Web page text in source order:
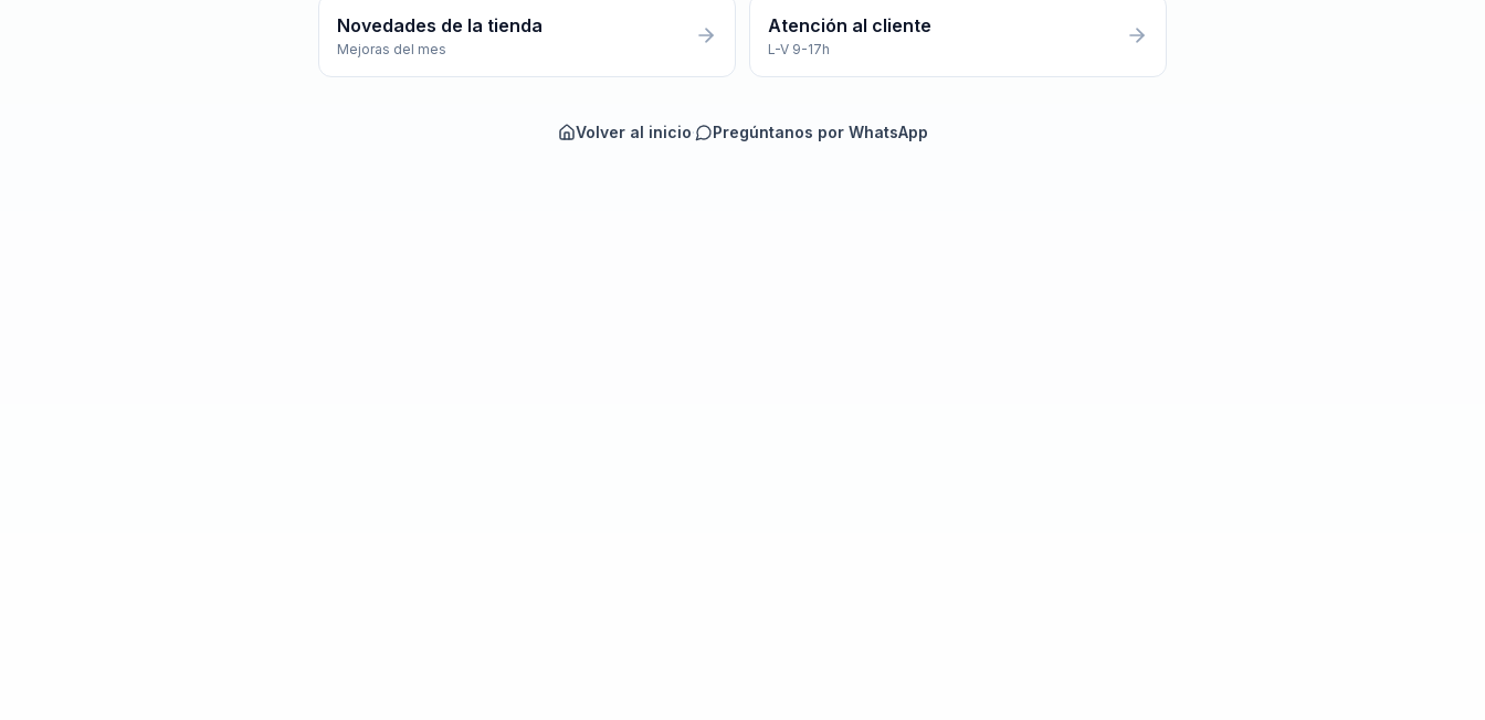
Novedades de la tienda
Mejoras del mes
Atención al cliente
L-V 9-17h
Volver al inicio· Pregúntanos por WhatsApp